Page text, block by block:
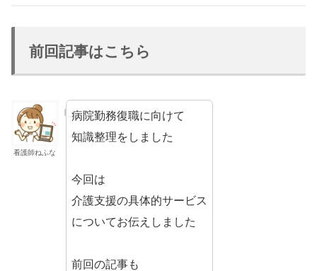
前回記事はこちら
看護師ねふな
病院勤務復職に向けて
知識整理をしました
今回は
介護支援の具体的サービス
についてお伝えしました
前回の記事も